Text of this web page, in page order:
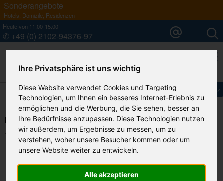
Ihre Privatsphäre ist uns wichtig
Diese Website verwendet Cookies und Targeting
Technologien, um Ihnen ein besseres Internet-Erlebnis zu
ermöglichen und die Werbung, die Sie sehen, besser an
Ihre Bedürfnisse anzupassen. Diese Technologien nutzen
wir außerdem, um Ergebnisse zu messen, um zu
verstehen, woher unsere Besucher kommen oder um
unsere Website weiter zu entwickeln.
Alle akzeptieren
Sonderangebote
Hotels, Domizile, Residenzen
Heute von 11.00-15.00
✆ +49 (0) 2102-94376-97
Ihr Sardinien Spezialist
Hotel Baia di Nora****/Pula
Ihre Merkliste
Impressum Datenschutz